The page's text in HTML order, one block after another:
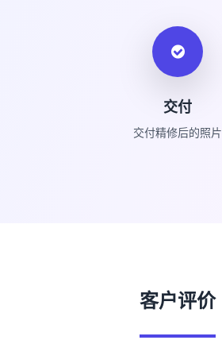
交付
交付精修后的照片
客户评价